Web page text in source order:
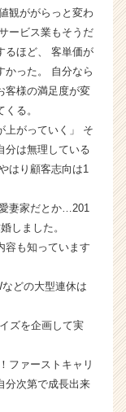
観ががらっと変わ
ービス業もそうだ
るほど、 客単価が
かった。 自分なら
客様の満足度が変
る。
上がっていく」 そ
分は無理している
はり顧客志向は1
妻家だとか…201
しました。
容も知っています
どの大型連休は
ズを企画して実
ファーストキャリ
分次第で成長出来